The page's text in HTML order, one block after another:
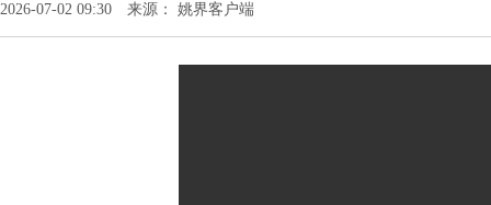
2026-07-02 09:30 来源： 姚界客户端